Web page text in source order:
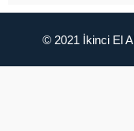
© 2021 İkinci El